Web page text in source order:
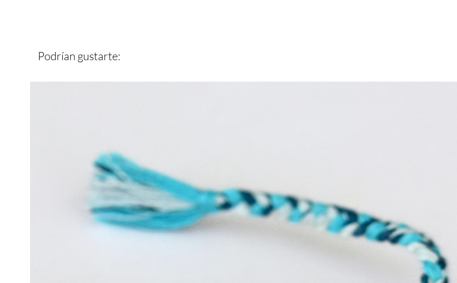
Podrían gustarte: